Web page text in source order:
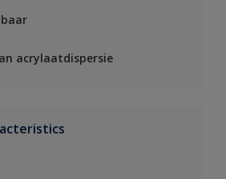
acrylaatdispersie